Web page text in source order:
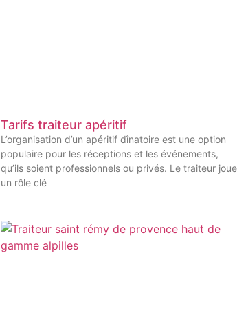
Tarifs traiteur apéritif
L’organisation d’un apéritif dînatoire est une option
populaire pour les réceptions et les événements,
qu’ils soient professionnels ou privés. Le traiteur joue
un rôle clé